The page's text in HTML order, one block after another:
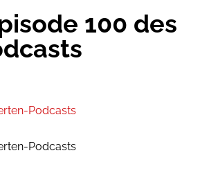
100 des
Podcasts
Podcasts